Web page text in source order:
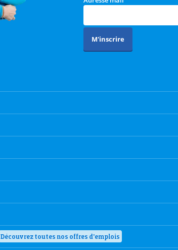
M'inscrire
Découvrez toutes nos offres d'emplois